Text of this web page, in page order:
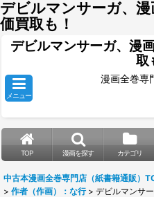
デビルマンサーガ、
価買取も！
デビルマンサーガ、漫
取
メニュー
漫画全巻専
TOP 漫画を探す カテゴリ
中古本漫画全巻専門店（紙書籍通販）
> 作者（作画）：な行 > デビルマンサ